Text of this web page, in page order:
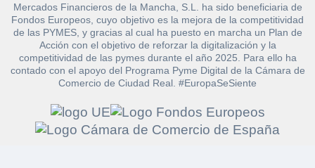
Mercados Financieros de la Mancha, S.L. ha sido beneficiaria de
Fondos Europeos, cuyo objetivo es la mejora de la competitividad
de las PYMES, y gracias al cual ha puesto en marcha un Plan de
Acción con el objetivo de reforzar la digitalización y la
competitividad de las pymes durante el año 2025. Para ello ha
contado con el apoyo del Programa Pyme Digital de la Cámara de
Comercio de Ciudad Real. #EuropaSeSiente